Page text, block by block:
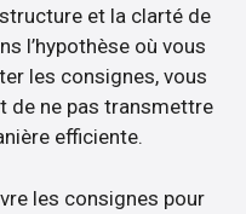
et la clarté de
l’hypothèse où vous
les consignes, vous
de ne pas transmettre
efficiente.
les consignes pour